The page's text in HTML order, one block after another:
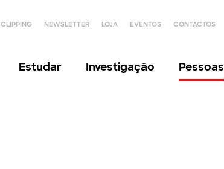
CLIPPING NEWSLETTER LOJA EVENTOS CONTACTOS
Estudar Investigação Pessoas